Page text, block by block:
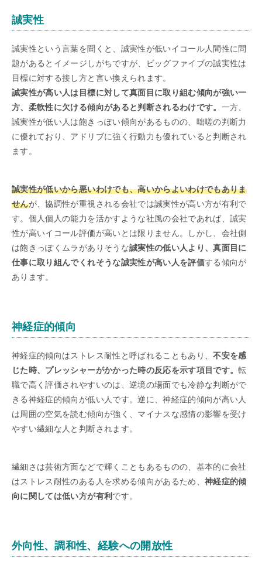
誠実性
誠実性という言葉を聞くと、誠実性が低いイコール人間性に問
題があるとイメージしがちですが、ビッグファイブの誠実性は
目標に対する接し方と言い換えられます。
誠実性が高い人は目標に対して真面目に取り組む傾向が強い一
方、柔軟性に欠ける傾向があると判断されるわけです。 一方、
誠実性が低い人は飽きっぽい傾向があるものの、咄嗟の判断力
に優れており、アドリブに強く行動力も優れていると判断され
ます。
誠実性が低いから悪いわけでも、高いからよいわけでもありま
せんが、協調性が重視される会社では誠実性が高い方が有利で
す。個人個人の能力を活かすような社風の会社であれば、誠実
性が高いイコール評価が高いとは限りません。しかし、会社側
は飽きっぽくムラがありそうな誠実性の低い人より、真面目に
仕事に取り組んでくれそうな誠実性が高い人を評価する傾向が
あります。
神経症的傾向
神経症的傾向はストレス耐性と呼ばれることもあり、不安を感
じた時、プレッシャーがかかった時の反応を示す項目です。転
職で高く評価されやすいのは、逆境の場面でも冷静な判断がで
きる神経症的傾向が低い人です。逆に、神経症的傾向が高い人
は周囲の空気を読む傾向が強く、マイナスな感情の影響を受け
やすい繊細な人と判断されます。
繊細さは芸術方面などで輝くこともあるものの、基本的に会社
はストレス耐性のある人を求める傾向があるため、神経症的傾
向に関しては低い方が有利 です。
外向性、調和性、経験への開放性